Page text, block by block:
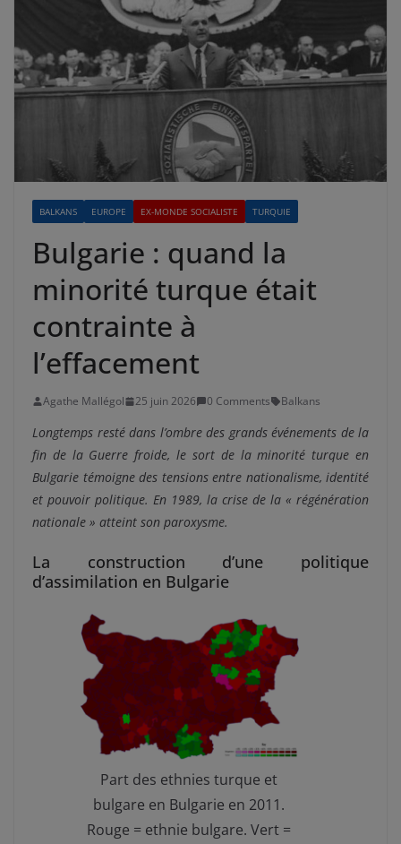
BALKANS EUROPE EX-MONDE SOCIALISTE TURQUIE
Bulgarie : quand la
minorité turque était
contrainte à
l’effacement
Agathe Mallégol 25 juin 2026 0 Comments Balkans
Longtemps resté dans l’ombre des grands événements de la
fin de la Guerre froide, le sort de la minorité turque en
Bulgarie témoigne des tensions entre nationalisme, identité
et pouvoir politique. En 1989, la crise de la « régénération
nationale » atteint son paroxysme.
La construction d’une politique
d’assimilation en Bulgarie
Part des ethnies turque et
bulgare en Bulgarie en 2011.
Rouge = ethnie bulgare. Vert =